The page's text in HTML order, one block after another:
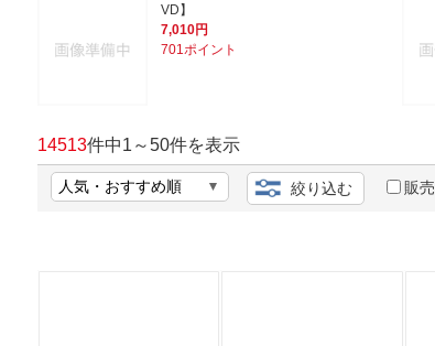
VD】
7,010円
701ポイント
14513件中1 ～50件を表示
絞り込む 販